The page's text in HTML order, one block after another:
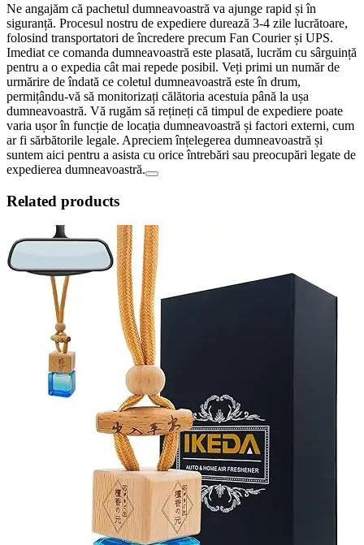
Ne angajăm că pachetul dumneavoastră va ajunge rapid și în
siguranță. Procesul nostru de expediere durează 3-4 zile lucrătoare,
folosind transportatori de încredere precum Fan Courier și UPS.
Imediat ce comanda dumneavoastră este plasată, lucrăm cu sârguință
pentru a o expedia cât mai repede posibil. Veți primi un număr de
urmărire de îndată ce coletul dumneavoastră este în drum,
permițându-vă să monitorizați călătoria acestuia până la ușa
dumneavoastră. Vă rugăm să rețineți că timpul de expediere poate
varia ușor în funcție de locația dumneavoastră și factori externi, cum
ar fi sărbătorile legale. Apreciem înțelegerea dumneavoastră și
suntem aici pentru a asista cu orice întrebări sau preocupări legate de
expedierea dumneavoastră.
Related products